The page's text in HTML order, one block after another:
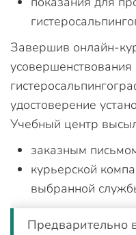
Завершив онлайн-
усовершенствования
удостоверение
Учебный центр
заказным
курьерской
выбранной
Предварительно